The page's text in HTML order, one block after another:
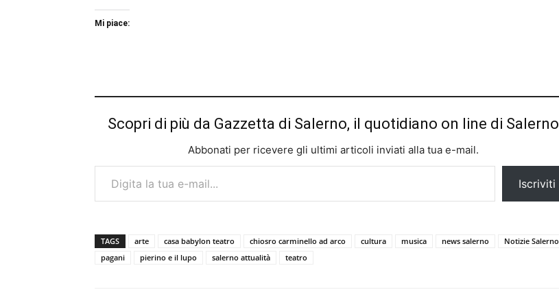
Mi piace:
Scopri di più da Gazzetta di Salerno, il quotidiano on line di Salerno
Abbonati per ricevere gli ultimi articoli inviati alla tua e-mail.
Digita la tua e-mail...
Iscriviti
TAGS arte casa babylon teatro chiosro carminello ad arco cultura musica news salerno
Notizie Salerno
pagani
pierino e il lupo salerno attualità teatro